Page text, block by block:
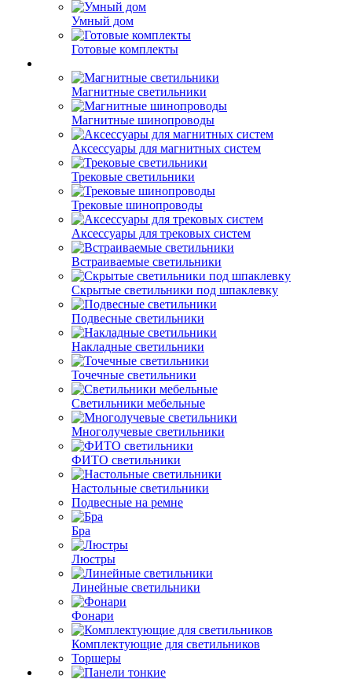
Умный дом
Готовые комплекты
Магнитные светильники
Магнитные шинопроводы
Аксессуары для магнитных систем
Трековые светильники
Трековые шинопроводы
Аксессуары для трековых систем
Встраиваемые светильники
Скрытые светильники под шпаклевку
Подвесные светильники
Накладные светильники
Точечные светильники
Светильники мебельные
Многолучевые светильники
ФИТО светильники
Настольные светильники
Подвесные на ремне
Бра
Люстры
Линейные светильники
Фонари
Комплектующие для светильников
Торшеры